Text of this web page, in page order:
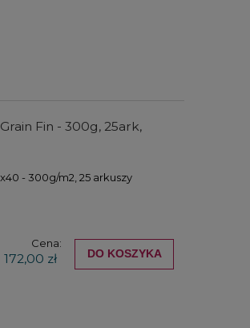
Fin - 300g, 25ark,
- 300g/m2, 25 arkuszy
Cena:
172,00 zł DO KOSZYKA